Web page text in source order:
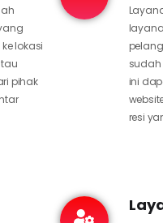
lokasi
pihak
ini
resi